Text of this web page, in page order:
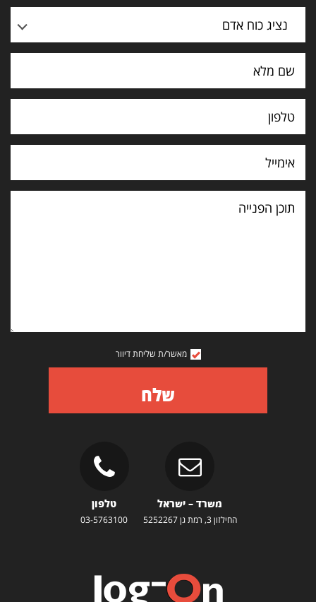
נציג כוח אדם
תוכן
הפנייה
מאשר/ת שליחת דיוור
שלח
משרד – ישראל
החילזון 3, רמת גן 5252267
טלפון
03-5763100